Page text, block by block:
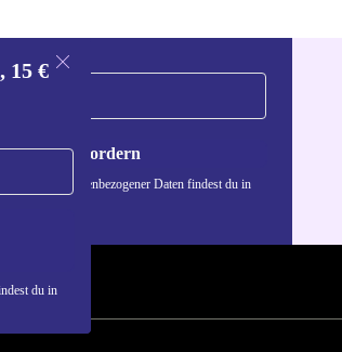
15 €
du in
anfordern
personenbezogener Daten findest du in